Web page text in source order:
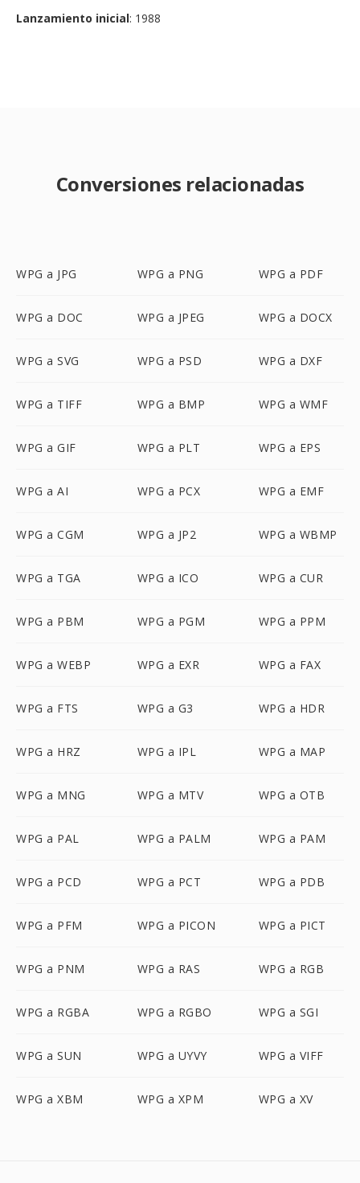
Lanzamiento inicial: 1988
Conversiones relacionadas
WPG a JPG WPG a PNG WPG a PDF
WPG a DOC WPG a JPEG WPG a DOCX
WPG a SVG WPG a PSD WPG a DXF
WPG a TIFF WPG a BMP WPG a WMF
WPG a GIF WPG a PLT WPG a EPS
WPG a AI WPG a PCX WPG a EMF
WPG a CGM WPG a JP2 WPG a WBMP
WPG a TGA WPG a ICO WPG a CUR
WPG a PBM WPG a PGM WPG a PPM
WPG a WEBP WPG a EXR WPG a FAX
WPG a FTS WPG a G3 WPG a HDR
WPG a HRZ WPG a IPL WPG a MAP
WPG a MNG WPG a MTV WPG a OTB
WPG a PAL WPG a PALM WPG a PAM
WPG a PCD WPG a PCT WPG a PDB
WPG a PFM WPG a PICON WPG a PICT
WPG a PNM WPG a RAS WPG a RGB
WPG a RGBA WPG a RGBO WPG a SGI
WPG a SUN WPG a UYVY WPG a VIFF
WPG a XBM WPG a XPM WPG a XV